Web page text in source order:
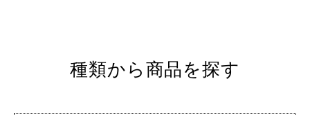
種類から商品を探す